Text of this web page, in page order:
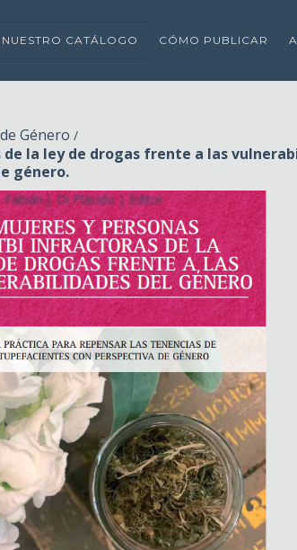
NUESTRO CATÁLOGO CÓMO PUBLICAR
Género /
la ley de drogas frente a las
género.